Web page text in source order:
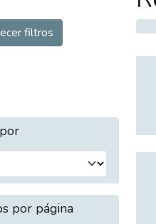
filtros
por página